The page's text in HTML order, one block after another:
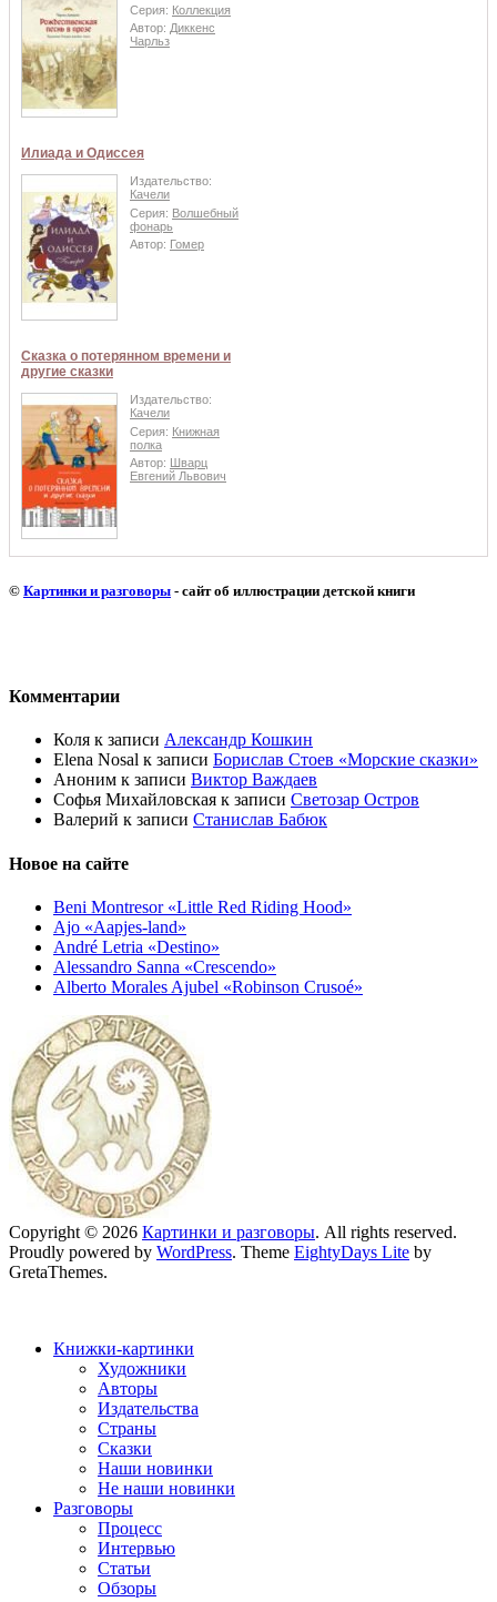
Серия: Коллекция
Автор: Диккенс
Чарльз
Илиада и Одиссея
Издательство:
Качели
Серия: Волшебный
фонарь
Автор: Гомер
Сказка о потерянном времени и
другие сказки
Издательство:
Качели
Серия: Книжная
полка
Автор:
Шварц
Евгений Львович
© Картинки и разговоры - сайт об иллюстрации детской книги
Комментарии
Коля к записи Александр Кошкин
Elena Nosal к записи Борислав Стоев «Морские сказки»
Аноним к записи Виктор Важдаев
Софья Михайловская к записи Светозар Остров
Валерий к записи Станислав Бабюк
Новое на сайте
Beni Montresor «Little Red Riding Hood»
Ajo «Aapjes-land»
André Letria «Destino»
Alessandro Sanna «Crescendo»
Alberto Morales Ajubel «Robinson Crusoé»
Copyright © 2026 Картинки и разговоры. All rights reserved.
Proudly powered by WordPress. Theme EightyDays Lite by
GretaThemes.
Книжки-картинки
Художники
Авторы
Издательства
Страны
Сказки
Наши новинки
Не наши новинки
Разговоры
Процесс
Интервью
Статьи
Обзоры